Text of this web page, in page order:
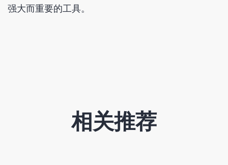
强大而重要的工具。
相关推荐